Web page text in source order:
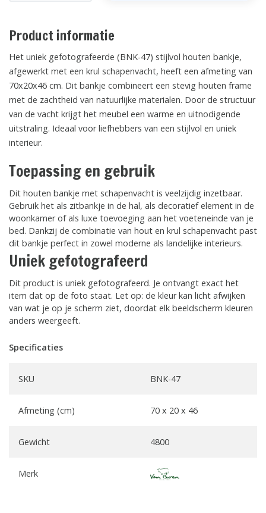
Product informatie
Het uniek gefotografeerde (BNK-47) stijlvol houten bankje,
afgewerkt met een krul schapenvacht, heeft een afmeting van
70x20x46 cm. Dit bankje combineert een stevig houten frame
met de zachtheid van natuurlijke materialen. Door de structuur
van de vacht krijgt het meubel een warme en uitnodigende
uitstraling. Ideaal voor liefhebbers van een stijlvol en uniek
interieur.
Toepassing en gebruik
Dit houten bankje met schapenvacht is veelzijdig inzetbaar.
Gebruik het als zitbankje in de hal, als decoratief element in de
woonkamer of als luxe toevoeging aan het voeteneinde van je
bed. Dankzij de combinatie van hout en krul schapenvacht past
dit bankje perfect in zowel moderne als landelijke interieurs.
Uniek gefotografeerd
Dit product is uniek gefotografeerd. Je ontvangt exact het
item dat op de foto staat. Let op: de kleur kan licht afwijken
van wat je op je scherm ziet, doordat elk beeldscherm kleuren
anders weergeeft.
Specificaties
SKU BNK-47
Afmeting (cm) 70 x 20 x 46
Gewicht 4800
Merk